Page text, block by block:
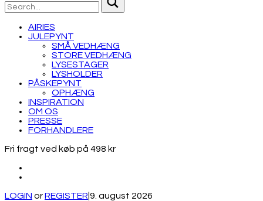
AIRIES
JULEPYNT
SMÅ VEDHÆNG
STORE VEDHÆNG
LYSESTAGER
LYSHOLDER
PÅSKEPYNT
OPHÆNG
INSPIRATION
OM OS
PRESSE
FORHANDLERE
Fri fragt ved køb på 498 kr
LOGIN orREGISTER 9. august 2026